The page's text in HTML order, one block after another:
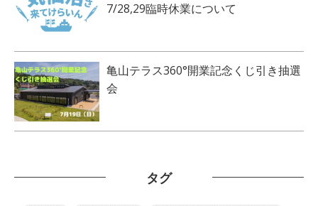
7/28,29臨時休業について
亀山テラス360°開業記念くじ引き抽選
会
タグ